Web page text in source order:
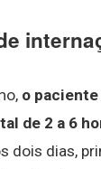
o
de 2 a 6
dois dias,